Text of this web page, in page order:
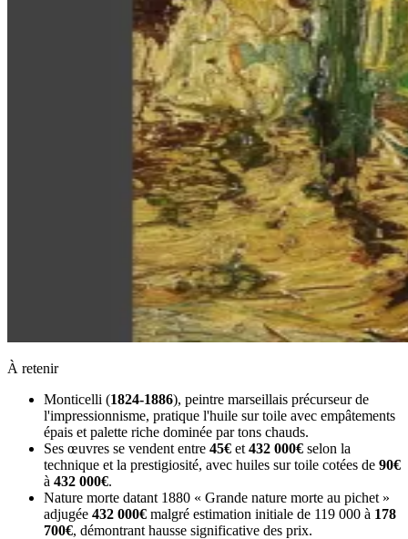
À retenir
Monticelli (1824-1886), peintre marseillais précurseur de
l'impressionnisme, pratique l'huile sur toile avec empâtements
épais et palette riche dominée par tons chauds.
Ses œuvres se vendent entre 45€ et 432 000€ selon la
technique et la prestigiosité, avec huiles sur toile cotées de 90€
à 432 000€.
Nature morte datant 1880 « Grande nature morte au pichet »
adjugée 432 000€ malgré estimation initiale de 119 000 à 178
700€, démontrant hausse significative des prix.